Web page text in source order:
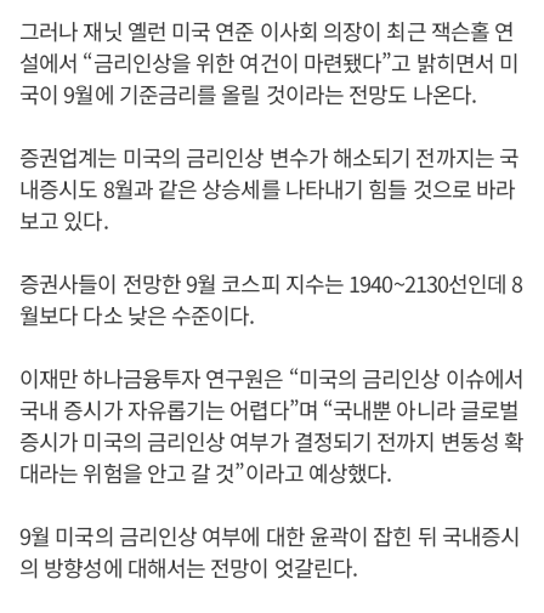
그러나 재닛 옐런 미국 연준 이사회 의장이 최근 잭슨홀 연
설에서 “금리인상을 위한 여건이 마련됐다”고 밝히면서 미
국이 9월에 기준금리를 올릴 것이라는 전망도 나온다.
증권업계는 미국의 금리인상 변수가 해소되기 전까지는 국
내증시도 8월과 같은 상승세를 나타내기 힘들 것으로 바라
보고 있다.
증권사들이 전망한 9월 코스피 지수는 1940~2130선인데 8
월보다 다소 낮은 수준이다.
이재만 하나금융투자 연구원은 “미국의 금리인상 이슈에서
국내 증시가 자유롭기는 어렵다”며 “국내뿐 아니라 글로벌
증시가 미국의 금리인상 여부가 결정되기 전까지 변동성 확
대라는 위험을 안고 갈 것”이라고 예상했다.
9월 미국의 금리인상 여부에 대한 윤곽이 잡힌 뒤 국내증시
의 방향성에 대해서는 전망이 엇갈린다.